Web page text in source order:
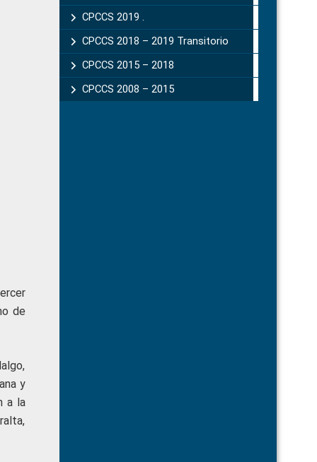
de
y
a la
CPCCS 2019 .
CPCCS 2018 – 2019 Transitorio
CPCCS 2015 – 2018
CPCCS 2008 – 2015